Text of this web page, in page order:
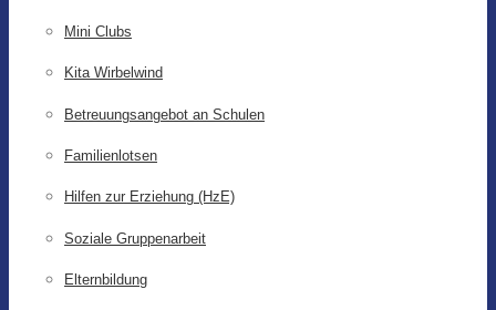
Mini Clubs
Kita Wirbelwind
Betreuungsangebot an Schulen
Familienlotsen
Hilfen zur Erziehung (HzE)
Soziale Gruppenarbeit
Elternbildung